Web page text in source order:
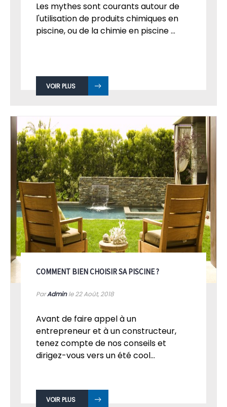
Les mythes sont courants autour de
l'utilisation de produits chimiques en
piscine, ou de la chimie en piscine ...
VOIR PLUS
COMMENT BIEN CHOISIR SA PISCINE ?
ParAdminle 22Août, 2018
Avant de faire appel à un
entrepreneur et à un constructeur,
tenez compte de nos conseils et
dirigez-vous vers un été cool...
VOIR PLUS